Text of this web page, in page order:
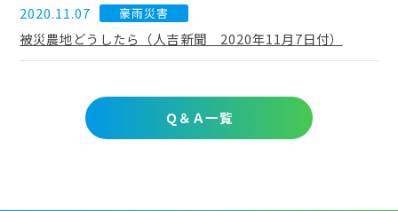
2020.11.07 豪雨災害
被災農地どうしたら（人吉新聞 2020年11月7日付）
Ｑ＆Ａ一覧